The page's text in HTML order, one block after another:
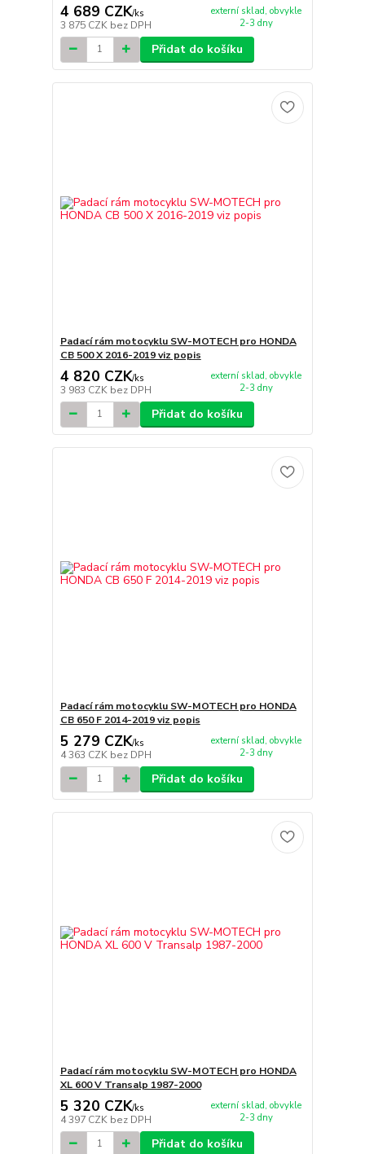
4 689 CZK/ks
3 875 CZK bez DPH
externí sklad, obvykle
2-3 dny
Přidat do košíku
Padací rám motocyklu SW-MOTECH pro HONDA
CB 500 X 2016-2019 viz popis
4 820 CZK/ks
3 983 CZK bez DPH
externí sklad, obvykle
2-3 dny
Přidat do košíku
Padací rám motocyklu SW-MOTECH pro HONDA
CB 650 F 2014-2019 viz popis
5 279 CZK/ks
4 363 CZK bez DPH
externí sklad, obvykle
2-3 dny
Přidat do košíku
Padací rám motocyklu SW-MOTECH pro HONDA
XL 600 V Transalp 1987-2000
5 320 CZK/ks
4 397 CZK bez DPH
externí sklad, obvykle
2-3 dny
Přidat do košíku